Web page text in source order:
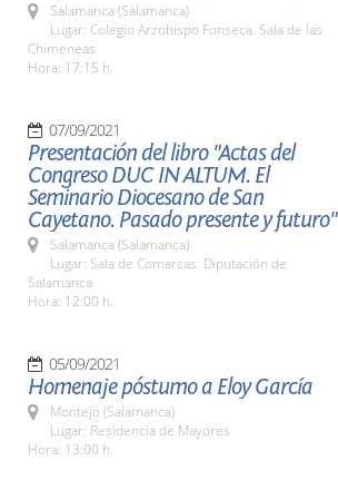
Salamanca (Salamanca)
Lugar: Colegio Arzobispo Fonseca. Sala de las
Chimeneas
Hora: 17:15 h.
07/09/2021
Presentación del libro "Actas del
Congreso DUC IN ALTUM. El
Seminario Diocesano de San
Cayetano. Pasado presente y futuro"
Salamanca (Salamanca)
Lugar: Sala de Comarcas. Diputación de
Salamanca
Hora: 12:00 h.
05/09/2021
Homenaje póstumo a Eloy García
Montejo (Salamanca)
Lugar: Residencia de Mayores
Hora: 13:00 h.